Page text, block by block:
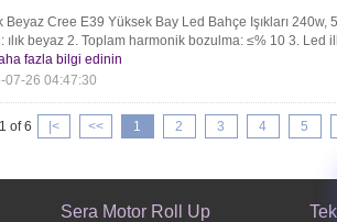
Beyaz Cree E39 Yüksek Bay Led Bahçe Işıkları 240w,
ılık beyaz 2. Toplam harmonik bozulma: ≤% 10 3. Led
fazla bilgi edinin
07-26 04:47:30
of 6 |< << 1 2 3 4 5
Sera Motor Roll Up